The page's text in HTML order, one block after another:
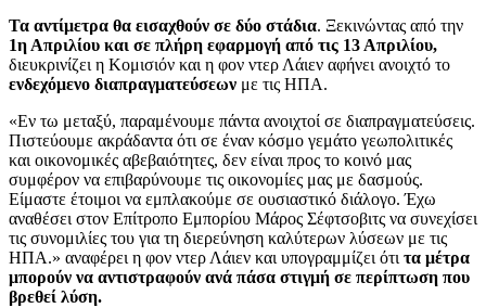
Τα αντίμετρα θα εισαχθούν σε δύο στάδια. Ξεκινώντας από την
1η Απριλίου και σε πλήρη εφαρμογή από τις 13 Απριλίου,
διευκρινίζει η Κομισιόν και η φον ντερ Λάιεν αφήνει ανοιχτό το
ενδεχόμενο διαπραγματεύσεων με τις ΗΠΑ.
«Εν τω μεταξύ, παραμένουμε πάντα ανοιχτοί σε διαπραγματεύσεις.
Πιστεύουμε ακράδαντα ότι σε έναν κόσμο γεμάτο γεωπολιτικές
και οικονομικές αβεβαιότητες, δεν είναι προς το κοινό μας
συμφέρον να επιβαρύνουμε τις οικονομίες μας με δασμούς.
Είμαστε έτοιμοι να εμπλακούμε σε ουσιαστικό διάλογο. Έχω
αναθέσει στον Επίτροπο Εμπορίου Μάρος Σέφτσοβιτς να συνεχίσει
τις συνομιλίες του για τη διερεύνηση καλύτερων λύσεων με τις
ΗΠΑ.» αναφέρει η φον ντερ Λάιεν και υπογραμμίζει ότι τα μέτρα
μπορούν να αντιστραφούν ανά πάσα στιγμή σε περίπτωση που
βρεθεί λύση.